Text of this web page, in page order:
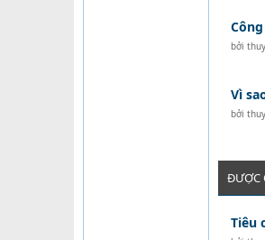
bởi
Vì
bởi
ĐƯỢC
Tiêu